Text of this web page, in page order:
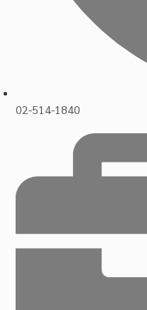
02-514-1840